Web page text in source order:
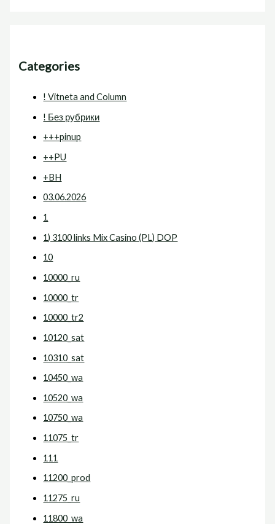
Categories
! Vitneta and Column
! Без рубрики
+++pinup
++PU
+BH
03.06.2026
1
1) 3100 links Mix Casino (PL) DOP
10
10000_ru
10000_tr
10000_tr2
10120_sat
10310_sat
10450_wa
10520_wa
10750_wa
11075_tr
111
11200_prod
11275_ru
11800_wa